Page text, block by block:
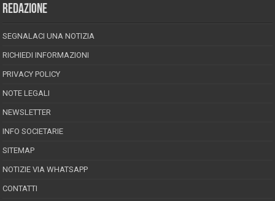
REDAZIONE
SEGNALACI UNA NOTIZIA
RICHIEDI INFORMAZIONI
PRIVACY POLICY
NOTE LEGALI
NEWSLETTER
INFO SOCIETARIE
SITEMAP
NOTIZIE VIA WHATSAPP
CONTATTI